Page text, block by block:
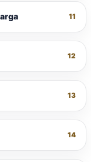
11
12
13
14